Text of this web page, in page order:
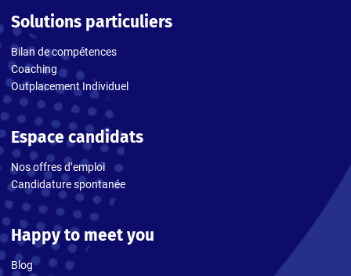
Solutions particuliers
Bilan de compétences
Coaching
Outplacement Individuel
Espace candidats
Nos offres d’emploi
Candidature spontanée
Happy to meet you
Blog